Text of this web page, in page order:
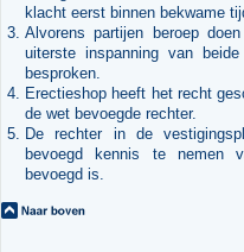
klacht eerst binnen bekwame
Alvorens partijen beroep
uiterste inspanning van
besproken.
Erectieshop heeft het recht
de wet bevoegde rechter.
De rechter in de
bevoegd kennis te nemen
bevoegd is.